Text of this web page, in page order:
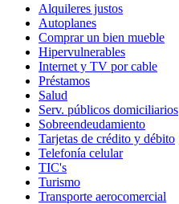
Alquileres justos
Autoplanes
Comprar un bien mueble
Hipervulnerables
Internet y TV por cable
Préstamos
Salud
Serv. públicos domiciliarios
Sobreendeudamiento
Tarjetas de crédito y débito
Telefonía celular
TIC's
Turismo
Transporte aerocomercial